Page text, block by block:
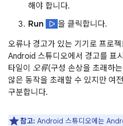
해야 합니다.
Run
을 클릭합니다.
오류나 경고가 있는 기기로 프로
Android 스튜디오에서 경고를 표
타일이 오류(구성 손상을 초래하
않은 동작을 초래할 수 있지만 여
구분합니다.
참고: Android 스튜디오에는